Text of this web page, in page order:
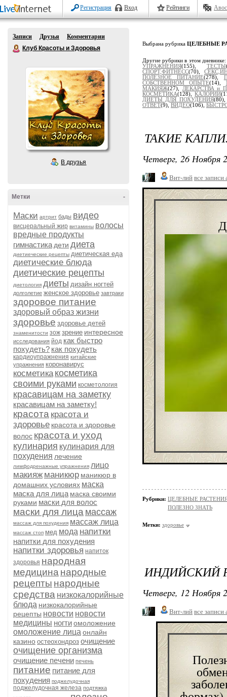
Регистрация Вход Рейтинги
Записи Друзья
Комментарии
Клуб Красоты и Здоровья
В друзья
-
Метки
Маски артрит бады видео
висцеральный жир витамины волосы
вредные продукты
гимнастика дети диета
диетиеческие рецепты диетическая еда
диетические блюда
диетические рецепты
диетология диеты дизайн ногтей
долголетие женское здоровье завтраки
здоровое питание
здоровый образ жизни
здоровье здоровье детей
знаменитости зож зрение интересное
исследования йод как быстро
похудеть? как похудеть
кардиоупражнения китайские
упражнения коронавирус
косметика косметика
своими руками косметология
красавицам на заметку
красавицам на заметку!
красота красота и
здоровье красота и здоровье
волос красота и уход
кулинария кулинария для
похудения лечение
лимфодренажные упражнения лицо
макияж маникюр маникюр в
домашних условиях маска
маска для лица маска своими
руками маски для волос
маски для лица массаж
массаж для похудения массаж лица
массаж стоп мед мода напитки
напитки для похудения
напитки здоровья напиток
здоровья народная
медицина народные
рецепты народные
средства низкокалорийные
блюда низкокалорийные
рецепты новости новости
медицины ногтиомоложение
омоложение лица онлайн
казино остеохондроз очищение
очищение организма
очищение печени печень
питание питание для
похудения поджелудочная
поджелудочная железа подтяжка
Выбрана рубрика ЦЕЛЕБНЫЕ
Другие рубрики в этом
УПРАЖНЕНИЯ(155), ТЕСТЫ
СПОРТ,ФИТНЕСС(70),
ПОЛЕЗНОЕ ПИТАНИЕ(278),
СОБСТВЕННОМ ОПЫТЕ(14),
МАКИЯЖ(27),
ЛЕКАРСТВА и
КОСМЕТИКА(128),КАЛОРИИ
ДИЕТЫ ДЛЯ ПОХУДЕНИЯ
ОТВЕТ(9), ВИДЕО(106),
ТАКИЕ
Четверг, 26 Ноября
Вит-лий все записи
Рубрики: ЦЕЛЕБНЫЕ
ПОЛЕЗНО ЗНАТЬ
Метки: здоровье
ИНДИЙСКИЙ
Четверг, 12 Ноября
Вит-лий все записи